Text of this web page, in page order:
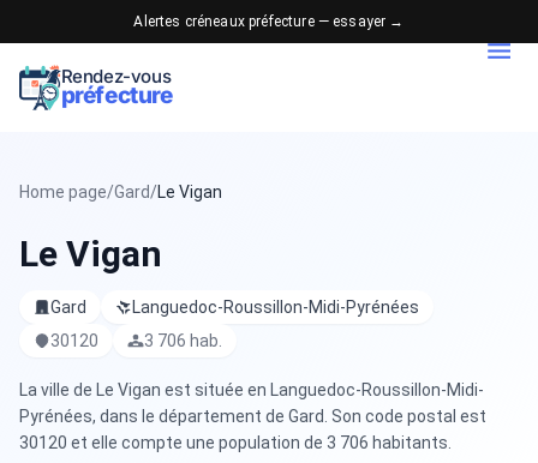
Alertes créneaux préfecture — essayer →
Rendez-vous
préfecture
Home page/Gard/Le Vigan
Le Vigan
Gard
Languedoc-Roussillon-Midi-Pyrénées
30120
3 706 hab.
La ville de Le Vigan est située en Languedoc-Roussillon-Midi-
Pyrénées, dans le département de Gard. Son code postal est
30120 et elle compte une population de 3 706 habitants.